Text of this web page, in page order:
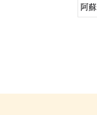
阿蘇